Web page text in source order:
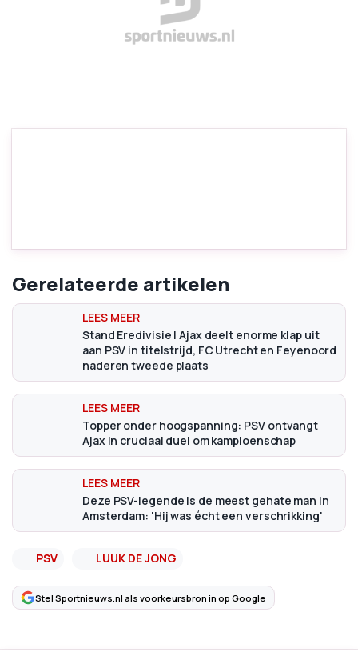
Gerelateerde artikelen
Stand Eredivisie | Ajax deelt enorme klap uit
aan PSV in titelstrijd, FC Utrecht en Feyenoord
naderen tweede plaats
Topper onder hoogspanning: PSV ontvangt
Ajax in cruciaal duel om kampioenschap
Deze PSV-legende is de meest gehate man in
Amsterdam: 'Hij was écht een verschrikking'
PSV LUUK DE JONG
Stel Sportnieuws.nl als voorkeursbron in op Google